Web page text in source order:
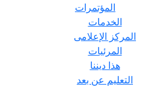
المؤتمرات
الخدمات
المركز الإعلامى
المرئيات
هذا ديننا
التعليم عن بعد